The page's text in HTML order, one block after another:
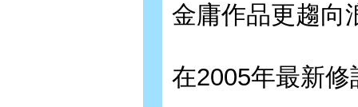
金庸作品更趨向
在2005年最新